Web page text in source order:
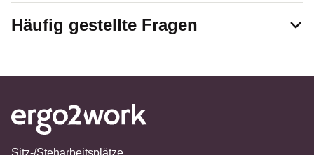
Häufig gestellte Fragen
Sitz-/Steharbeitsplätze